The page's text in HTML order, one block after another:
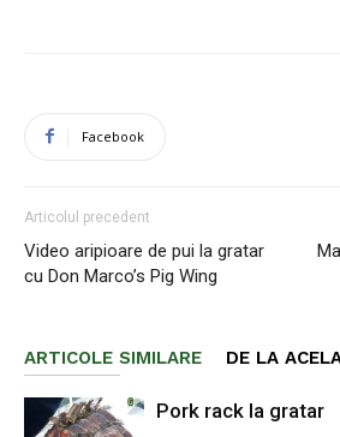
Facebook
Articolul precedent
Video aripioare de pui la gratar
cu Don Marco’s Pig Wing
ARTICOLE SIMILARE DE LA
Pork rack la gratar